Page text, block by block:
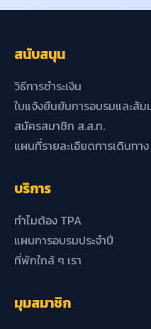
สนับสนุน
วิธีการชำระเงิน
ใบแจ้งยืนยันการอบรมและสัม
สมัครสมาชิก ส.ส.ท.
แผนที่รายละเอียดการเดินทาง
บริการ
ทำไมต้อง TPA
แผนการอบรมประจำปี
ที่พักใกล้ ๆ เรา
มุมสมาชิก